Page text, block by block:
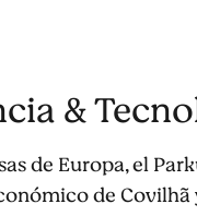
&
de Europa, el
de Covilhã